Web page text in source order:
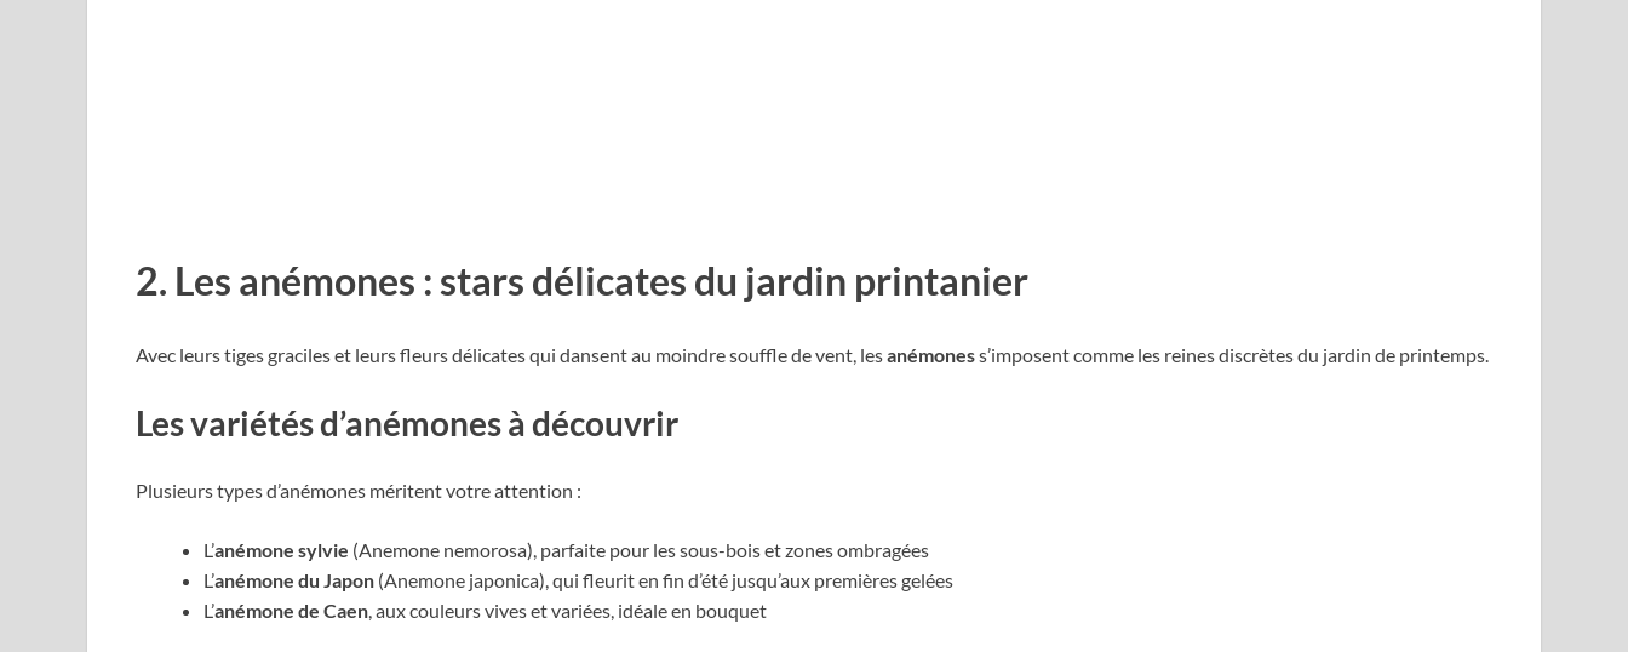
2. Les anémones : stars délicates du jardin printanier
Avec leurs tiges graciles et leurs fleurs délicates qui dansent au moindre souffle de vent, lesanémoness’imposent comme les reines discrètes du jardin de printemps.
Les variétés d’anémones à découvrir
Plusieurs types d’anémones méritent votre attention :
L’anémone sylvie (Anemone nemorosa), parfaite pour les sous-bois et zones ombragées
L’anémone du Japon (Anemone japonica), qui fleurit en fin d’été jusqu’aux premières gelées
L’anémone de Caen , aux couleurs vives et variées, idéale en bouquet